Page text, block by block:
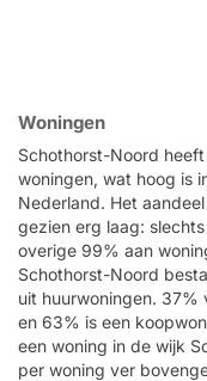
Woningen
Schothorst-Noord
woningen, wat hoog is
Nederland. Het
gezien erg laag:
overige 99% aan
Schothorst-Noord
uit huurwoningen. 37%
en 63% is een
een woning in de wijk
per woning ver